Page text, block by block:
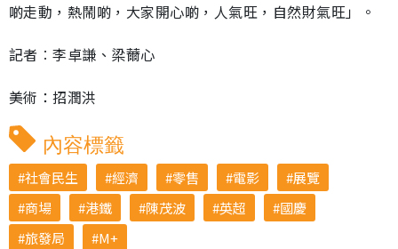
啲走動，熱鬧啲，大家開心啲，人氣旺，自然財氣旺」。
記者︰李卓謙、梁薾心
美術：招潤洪
內容標籤
社會民生 經濟 零售 電影
展覽
商場
港鐵 陳茂波 英超
國慶
旅發局
M+